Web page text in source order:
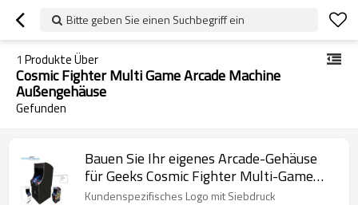
Bitte geben Sie einen Suchbegriff ein
1 Produkte Über
Cosmic Fighter Multi Game Arcade Machine
Außengehäuse
Gefunden
Bauen Sie Ihr eigenes Arcade-Gehäuse
für Geeks Cosmic Fighter Multi-Game
Arcade Machine-Außengehäuse
Kundenspezifisches Logo mit Siebdruck